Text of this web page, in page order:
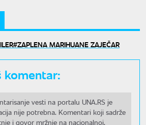
ZAPLENA MARIHUANE ZAJEČAR
komentar:
vesti na portalu UNA.RS je
nije potrebna. Komentari koji sadrže
i govor mržnje na nacionalnoj,